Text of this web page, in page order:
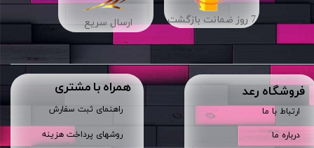
ارسال سریع
​فروشگاه رعد
ارتباط با ما
درباره ما
همراه با مشتری
راهنمای ثبت سفارش
روشهای پرداخت هزینه
7 روز ضمانت بازگشت